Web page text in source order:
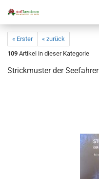
« Erster
« zurück
109 Artikel in dieser Kategorie
Strickmuster der Seefahrer